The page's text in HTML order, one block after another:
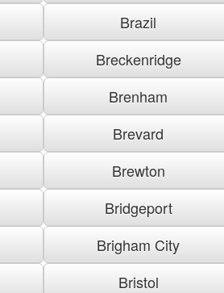
Brazil
Breckenridge
Brenham
Brevard
Brewton
Bridgeport
Brigham City
Bristol